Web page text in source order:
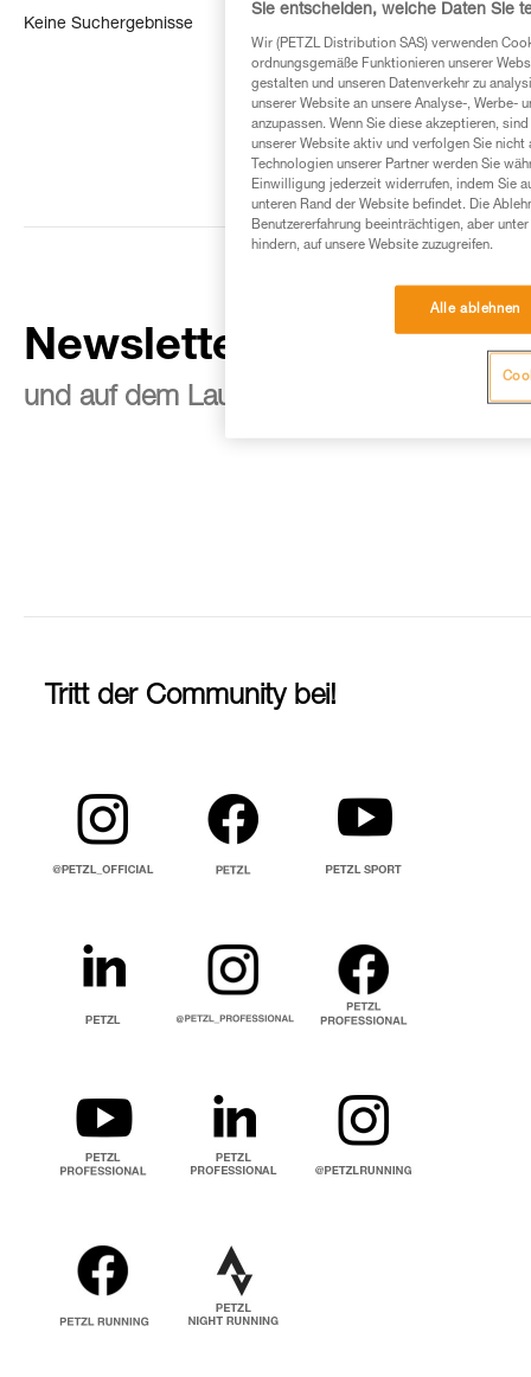
Keine Suchergebnisse
Newsletter abonnieren
und auf dem Laufenden bleiben
Tritt der Community bei!
Sie entscheiden, welche Daten Sie
Wir (PETZL Distribution SAS) verwenden
ordnungsgemäße Funktionieren unserer
gestalten und unseren Datenverkehr zu
unserer Website an unsere Analyse-, Werbe-
anzupassen. Wenn Sie diese akzeptieren,
unserer Website aktiv und verfolgen Sie
Technologien unserer Partner werden Sie
Einwilligung jederzeit widerrufen, indem Sie
unteren Rand der Website befindet. Die
Benutzererfahrung beeinträchtigen, aber
hindern, auf unsere Website zuzugreifen.
Alle ablehnen